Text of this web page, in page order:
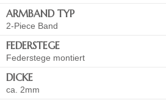
ARMBAND TYP
2-Piece Band
FEDERSTEGE
Federstege montiert
DICKE
ca. 2mm